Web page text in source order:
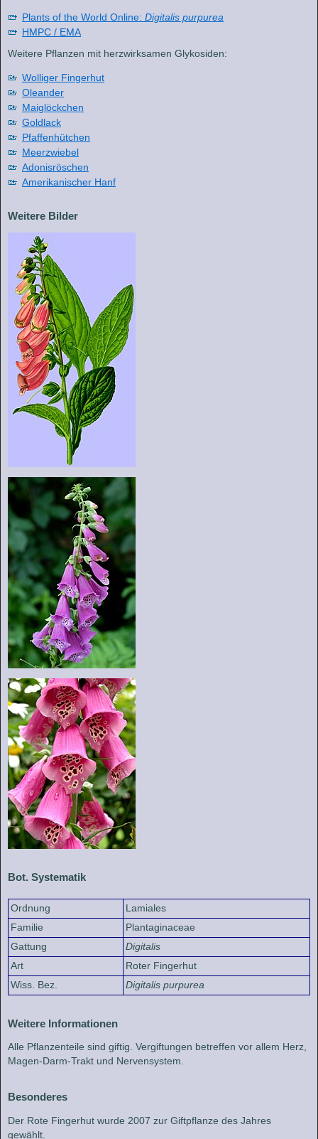
Plants of the World Online: Digitalis purpurea
HMPC / EMA
Weitere Pflanzen mit herzwirksamen Glykosiden:
Wolliger Fingerhut
Oleander
Maiglöckchen
Goldlack
Pfaffenhütchen
Meerzwiebel
Adonisröschen
Amerikanischer Hanf
Weitere Bilder
Bot. Systematik
Ordnung
Lamiales
Familie
Plantaginaceae
Gattung
Digitalis
Art
Roter Fingerhut
Wiss. Bez.
Digitalis purpurea
Weitere Informationen
Alle Pflanzenteile sind giftig. Vergiftungen betreffen vor allem Herz,
Magen-Darm-Trakt und Nervensystem.
Besonderes
Der Rote Fingerhut wurde 2007 zur Giftpflanze des Jahres
gewählt.